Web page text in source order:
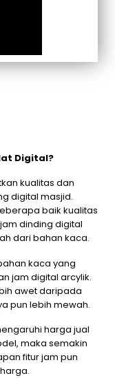
Digital?
kualitas dan
digital masjid.
baik kualitas
dinding digital
dari bahan kaca.
kaca yang
jam digital arcylik.
awet daripada
pun lebih mewah.
harga jual
maka semakin
fitur jam pun